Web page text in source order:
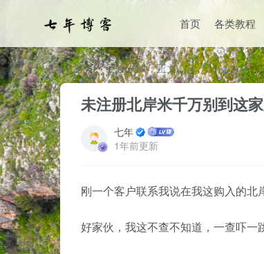
首页 各类教程
首页 经验分享 正文
未注册北岸米千万别到这
七年
1年前更新
刚一个客户联系我说在我这购入的北
好家伙，我这不查不知道，一查吓一